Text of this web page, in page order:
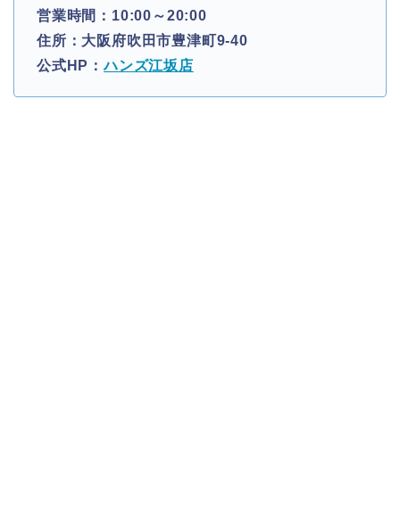
営業時間：10:00～20:00
住所：大阪府吹田市豊津町9-40
公式HP：ハンズ江坂店